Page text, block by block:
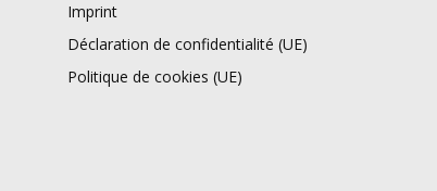
Imprint
Déclaration de confidentialité (UE)
Politique de cookies (UE)